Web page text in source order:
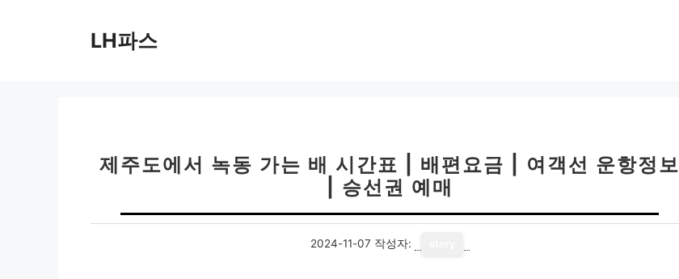
LH파스
제주도에서 녹동 가는 배 시간표 | 배편요금 | 여객선 운항정보
| 승선권 예매
2024-11-07 작성자: